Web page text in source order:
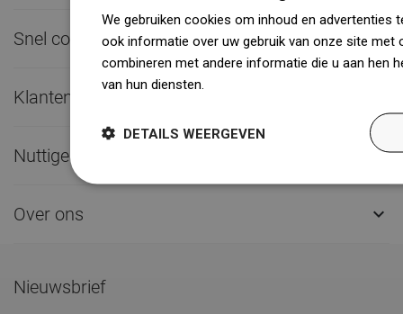
Snel contact 
Klantenservice
Nuttige links 
Over ons 
Nieuwsbrief
We gebruiken cookies om inhoud en advertenties
ook informatie over uw gebruik van onze site met
combineren met andere informatie die u aan hen
van hun diensten.
DETAILS WEERGEVEN